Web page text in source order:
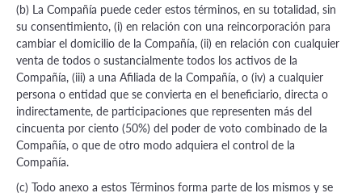
(b) La Compañía puede ceder estos términos, en su totalidad, sin
su consentimiento, (i) en relación con una reincorporación para
cambiar el domicilio de la Compañía, (ii) en relación con cualquier
venta de todos o sustancialmente todos los activos de la
Compañía, (iii) a una Afiliada de la Compañía, o (iv) a cualquier
persona o entidad que se convierta en el beneficiario, directa o
indirectamente, de participaciones que representen más del
cincuenta por ciento (50%) del poder de voto combinado de la
Compañía, o que de otro modo adquiera el control de la
Compañía.
(c) Todo anexo a estos Términos forma parte de los mismos y se